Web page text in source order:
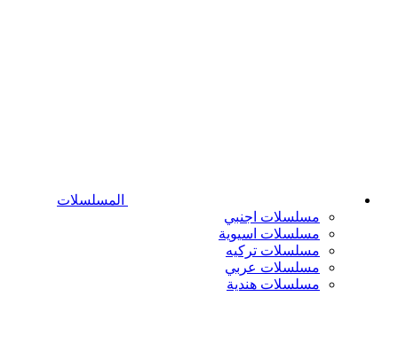
المسلسلات
مسلسلات اجنبي
مسلسلات اسيوية
مسلسلات تركيه
مسلسلات عربي
مسلسلات هندية